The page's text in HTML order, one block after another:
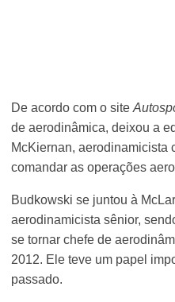
De acordo com o site
de aerodinâmica, deixou a
McKiernan, aerodinamicista
comandar as operações
Budkowski se juntou à
aerodinamicista sênior,
se tornar chefe de
2012. Ele teve um papel
passado.